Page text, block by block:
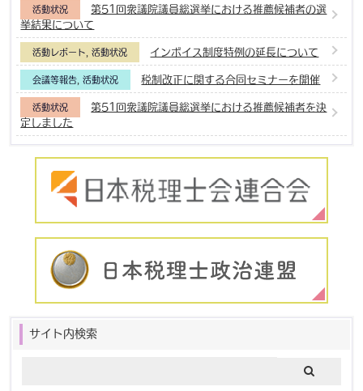
活動状況
第51回衆議院議員総選挙における推薦候補者の選
挙結果について
活動レポート,活動状況 インボイス制度特例の延長について
会議等報告,活動状況 税制改正に関する合同セミナーを開催
活動状況
第51回衆議院議員総選挙における推薦候補者を決
定しました
サイト内検索